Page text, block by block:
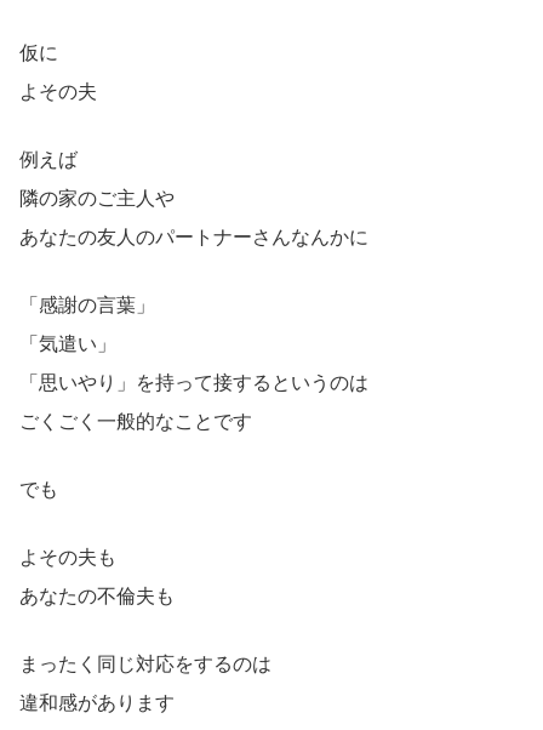
仮に
よその夫
例えば
隣の家のご主人や
あなたの友人のパートナーさんなんかに
「感謝の言葉」
「気遣い」
「思いやり」を持って接するというのは
ごくごく一般的なことです
でも
よその夫も
あなたの不倫夫も
まったく同じ対応をするのは
違和感があります